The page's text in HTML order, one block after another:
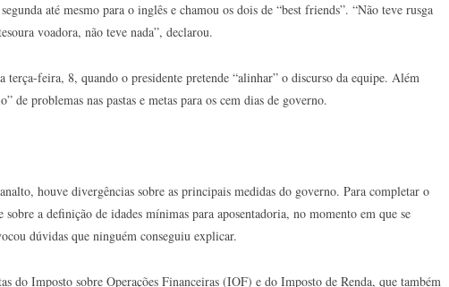
até mesmo para o inglês e chamou os dois de “best friends”. “Não teve rusga
voadora, não teve nada”, declarou.
feira, 8, quando o presidente pretende “alinhar” o discurso da equipe. Além
de problemas nas pastas e metas para os cem dias de governo.
houve divergências sobre as principais medidas do governo. Para completar o
a definição de idades mínimas para aposentadoria, no momento em que se
dúvidas que ninguém conseguiu explicar.
do Imposto sobre Operações Financeiras (IOF) e do Imposto de Renda, que também